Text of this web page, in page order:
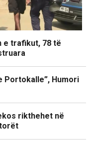
e trafikut, 78 të
Portokalle”, Humori
rikthehet në